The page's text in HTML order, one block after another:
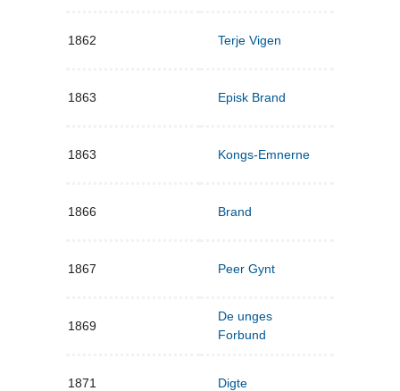
1862 Terje Vigen
1863 Episk Brand
1863 Kongs-Emnerne
1866 Brand
1867 Peer Gynt
1869
De unges
Forbund
1871 Digte